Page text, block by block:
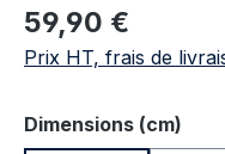
Prix régulier :
59,90 €
Prix HT, frais de
Sélectionnez
Dimensions (cm)